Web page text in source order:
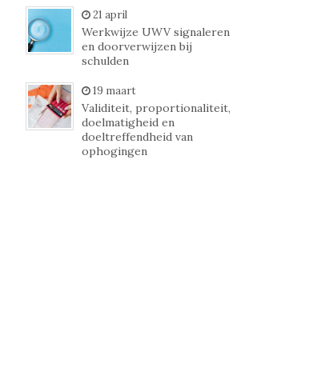
21 april
Werkwijze UWV signaleren
en doorverwijzen bij
schulden
19 maart
Validiteit, proportionaliteit,
doelmatigheid en
doeltreffendheid van
ophogingen